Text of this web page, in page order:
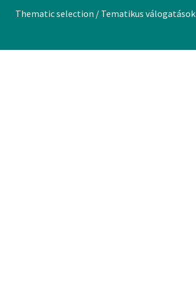
Thematic selection / Tematikus válogatások